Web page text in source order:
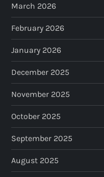
March 2026
February 2026
January 2026
December 2025
November 2025
October 2025
September 2025
August 2025